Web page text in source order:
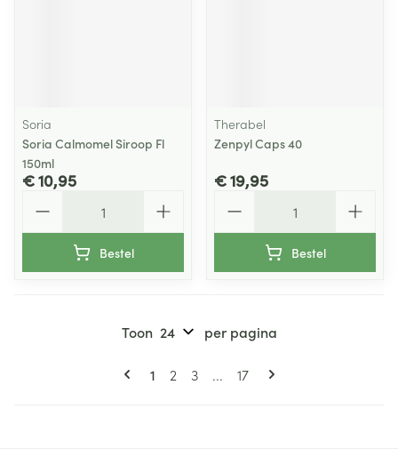
Soria
Soria Calmomel Siroop Fl
150ml
€ 10,95
Bestel
Therabel
Zenpyl Caps 40
€ 19,95
Bestel
Pagina's
U lees momenteel pagina
1 Pagina
2 Pagina
3 ... Pagina
17
Toon per pagina